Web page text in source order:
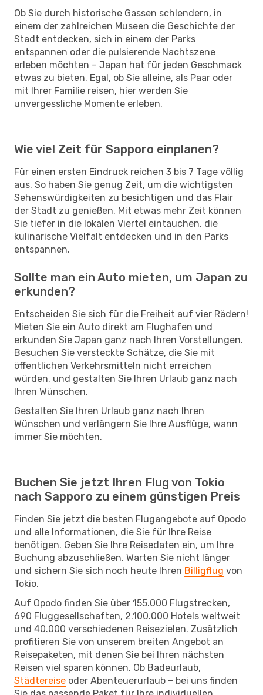
Ob Sie durch historische Gassen schlendern, in
einem der zahlreichen Museen die Geschichte der
Stadt entdecken, sich in einem der Parks
entspannen oder die pulsierende Nachtszene
erleben möchten – Japan hat für jeden Geschmack
etwas zu bieten. Egal, ob Sie alleine, als Paar oder
mit Ihrer Familie reisen, hier werden Sie
unvergessliche Momente erleben.
Wie viel Zeit für Sapporo einplanen?
Für einen ersten Eindruck reichen 3 bis 7 Tage völlig
aus. So haben Sie genug Zeit, um die wichtigsten
Sehenswürdigkeiten zu besichtigen und das Flair
der Stadt zu genießen. Mit etwas mehr Zeit können
Sie tiefer in die lokalen Viertel eintauchen, die
kulinarische Vielfalt entdecken und in den Parks
entspannen.
Sollte man ein Auto mieten, um Japan zu
erkunden?
Entscheiden Sie sich für die Freiheit auf vier Rädern!
Mieten Sie ein Auto direkt am Flughafen und
erkunden Sie Japan ganz nach Ihren Vorstellungen.
Besuchen Sie versteckte Schätze, die Sie mit
öffentlichen Verkehrsmitteln nicht erreichen
würden, und gestalten Sie Ihren Urlaub ganz nach
Ihren Wünschen.
Gestalten Sie Ihren Urlaub ganz nach Ihren
Wünschen und verlängern Sie Ihre Ausflüge, wann
immer Sie möchten.
Buchen Sie jetzt Ihren Flug von Tokio
nach Sapporo zu einem günstigen Preis
Finden Sie jetzt die besten Flugangebote auf Opodo
und alle Informationen, die Sie für Ihre Reise
benötigen. Geben Sie Ihre Reisedaten ein, um Ihre
Buchung abzuschließen. Warten Sie nicht länger
und sichern Sie sich noch heute Ihren Billigflug von
Tokio.
Auf Opodo finden Sie über 155.000 Flugstrecken,
690 Fluggesellschaften, 2.100.000 Hotels weltweit
und 40.000 verschiedenen Reisezielen. Zusätzlich
profitieren Sie von unserem breiten Angebot an
Reisepaketen, mit denen Sie bei Ihren nächsten
Reisen viel sparen können. Ob Badeurlaub,
Städtereise oder Abenteuerurlaub – bei uns finden